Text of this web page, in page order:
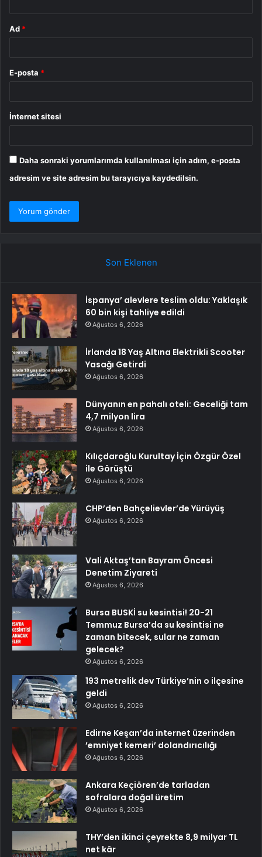
Ad *
E-posta *
İnternet sitesi
Daha sonraki yorumlarımda kullanılması için adım, e-posta
adresim ve site adresim bu tarayıcıya kaydedilsin.
Son Eklenen
İspanya’ alevlere teslim oldu: Yaklaşık
60 bin kişi tahliye edildi
Ağustos 6, 2026
İrlanda 18 Yaş Altına Elektrikli Scooter
Yasağı Getirdi
Ağustos 6, 2026
Dünyanın en pahalı oteli: Geceliği tam
4,7 milyon lira
Ağustos 6, 2026
Kılıçdaroğlu Kurultay İçin Özgür Özel
ile Görüştü
Ağustos 6, 2026
CHP’den Bahçelievler’de Yürüyüş
Ağustos 6, 2026
Vali Aktaş’tan Bayram Öncesi
Denetim Ziyareti
Ağustos 6, 2026
Bursa BUSKİ su kesintisi! 20-21
Temmuz Bursa’da su kesintisi ne
zaman bitecek, sular ne zaman
gelecek?
Ağustos 6, 2026
193 metrelik dev Türkiye’nin o ilçesine
geldi
Ağustos 6, 2026
Edirne Keşan’da internet üzerinden
’emniyet kemeri’ dolandırıcılığı
Ağustos 6, 2026
Ankara Keçiören’de tarladan
sofralara doğal üretim
Ağustos 6, 2026
THY’den ikinci çeyrekte 8,9 milyar TL
net kâr